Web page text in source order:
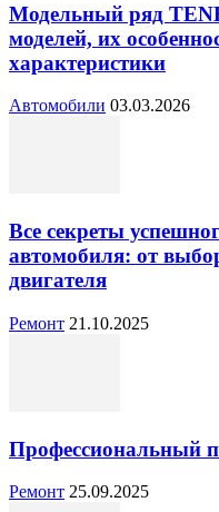
Модельный ряд
моделей, их
характеристики
Автомобили 03.03.2026
Все секреты
автомобиля: от
двигателя
Ремонт 21.10.2025
Профессиональный
Ремонт 25.09.2025